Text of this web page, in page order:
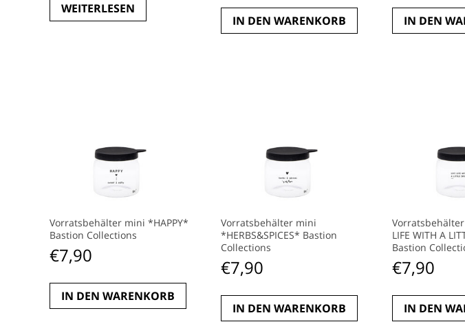
WEITERLESEN
IN DEN WARENKORB IN DEN
Vorratsbehälter mini *HAPPY*
Bastion Collections
€7,90
IN DEN WARENKORB
Vorratsbehälter mini
*HERBS&SPICES* Bastion
Collections
€7,90
IN DEN WARENKORB
LIFE WITH A
Bastion
€7,90
IN DEN